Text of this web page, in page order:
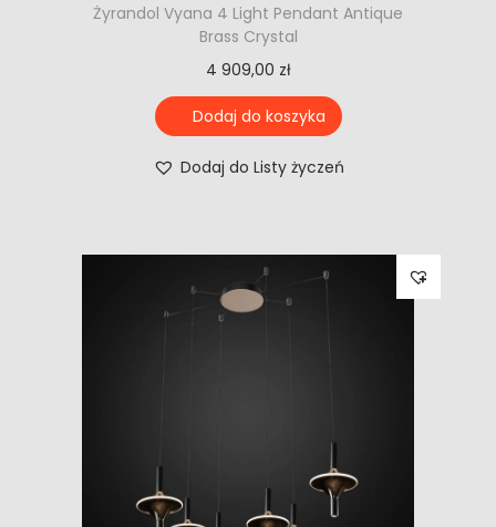
Żyrandol Vyana 4 Light Pendant Antique
Brass Crystal
4 909,00 zł
Dodaj do koszyka
Dodaj do Listy życzeń